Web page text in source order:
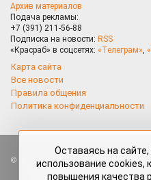
Архив материалов
Подача рекламы:
+7 (391) 211-56-88
Подписка на новости: RSS
«Красраб» в соцсетях: «Телеграм»,
Карта сайта
Все новости
Правила общения
Политика конфиденциальности
Все права защищены. Любые
«Красраб.ру» сотрудниками
Оставаясь на
использование cookies,
повышения качества